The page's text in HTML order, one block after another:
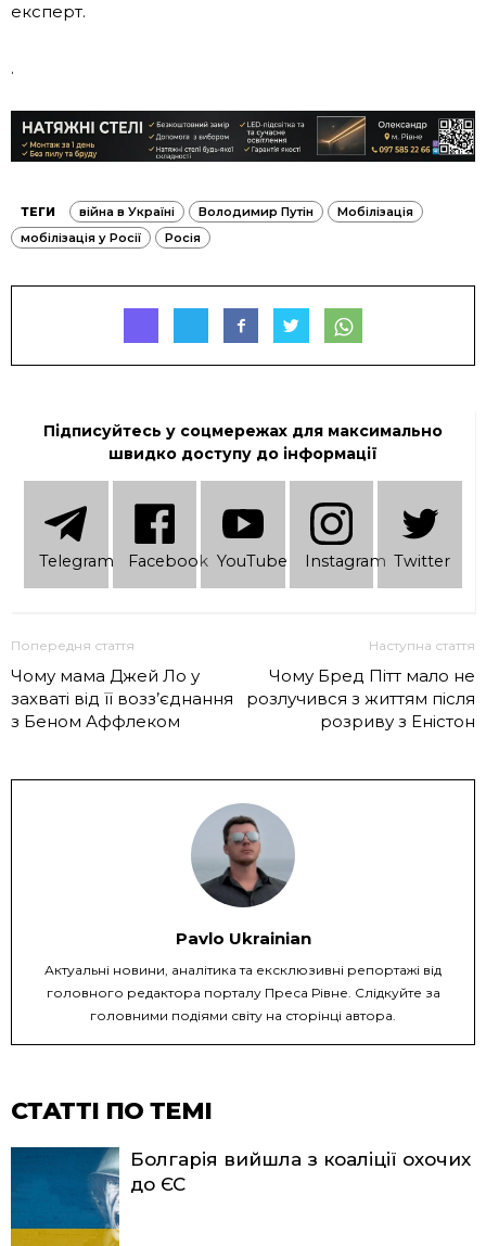
експерт.
.
ТЕГИ війна в Україні Володимир Путін
Мобілізація
мобілізація у Росії
Росія
Підписуйтесь у соцмережах для максимально
швидко доступу до інформації
Telеgram Facebook YouTube Instagram Twitter
Попередня стаття
Чому мама Джей Ло у
захваті від її возз’єднання
з Беном Аффлеком
Наступна стаття
Чому Бред Пітт мало не
розлучився з життям після
розриву з Еністон
Pavlo Ukrainian
Актуальні новини, аналітика та ексклюзивні репортажі від
головного редактора порталу Преса Рівне. Слідкуйте за
головними подіями світу на сторінці автора.
СТАТТІ ПО ТЕМІ
Болгарія вийшла з коаліції охочих
до ЄС